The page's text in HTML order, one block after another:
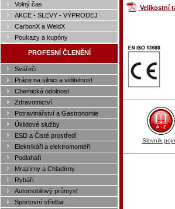
Volný čas
AKCE - SLEVY - VÝPRODEJ
CarbonX a WeldX
Poukazy a kupóny
PROFESNÍ ČLENĚNÍ
Svářeči
Práce na silnici a viditelnost
Chemická odolnost
Zdravotnictví
Potravinářství a Gastronomie
Úklidové služby
ESD a Čisté prostředí
Elektrikáři a elektromontéři
Podlaháři
Mrazírny a Chladírny
Rybáři
Automobilový průmysl
Sportovní střelba
Velikostní
Slovník